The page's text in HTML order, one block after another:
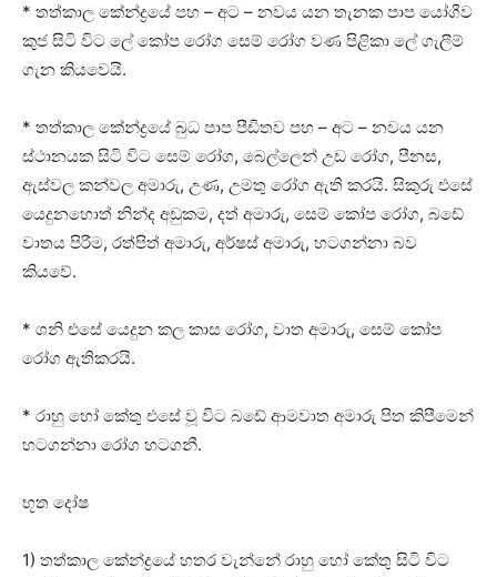
* තත්කාල කේන්ද්‍රයේ පහ – අට – නවය යන තැනක පාප යෝගීව
කුජ සිටි විට ලේ කෝප රෝග සෙම් රෝග වණ පිළිකා ලේ ගැලීම්
ගැන කියවෙයි.
* තත්කාල කේන්ද්‍රයේ බුධ පාප පීඩිතව පහ – අට – නවය යන
ස්‌ථානයක සිටි විට සෙම් රෝග, බෙල්ලෙන් උඩ රෝග, පීනස,
ඇස්‌වල කන්වල අමාරු, උණ, උමතු රෝග ඇති කරයි. සිකුරු එසේ
යෙදුනහොත් නින්ද අඩුකම, දත් අමාරු, සෙම් කෝප රෝග, බඩේ
වාතය පිරීම, රත්පිත් අමාරු, අර්ෂස්‌ අමාරු, හටගන්නා බව
කියවේ.
* ශනි එසේ යෙදුන කල කාස රෝග, වාත අමාරු, සෙම් කෝප
රෝග ඇතිකරයි.
* රාහු හෝ කේතු එසේ වූ විට බඩේ ආමවාත අමාරු පිත කිපීමෙන්
හටගන්නා රෝග හටගනී.
භූත දෝෂ
1) තත්කාල කේන්ද්‍රයේ හතර වැන්නේ රාහු හෝ කේතු සිටි විට